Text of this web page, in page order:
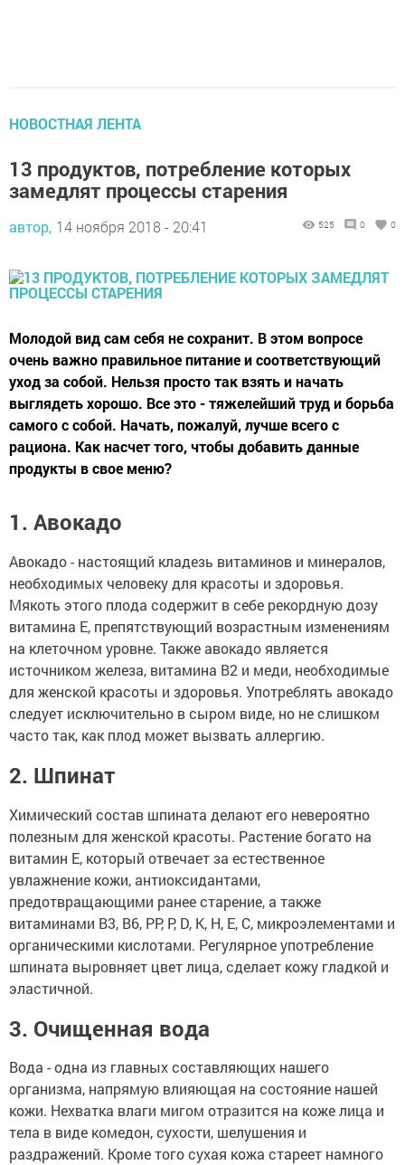
НОВОСТНАЯ ЛЕНТА
13 продуктов, потребление которых
замедлят процессы старения
автор, 14 ноября 2018 - 20:41 525 0 0
Молодой вид сам себя не сохранит. В этом вопросе
очень важно правильное питание и соответствующий
уход за собой. Нельзя просто так взять и начать
выглядеть хорошо. Все это - тяжелейший труд и борьба
самого с собой. Начать, пожалуй, лучше всего с
рациона. Как насчет того, чтобы добавить данные
продукты в свое меню?
1. Авокадо
Авокадо - настоящий кладезь витаминов и минералов,
необходимых человеку для красоты и здоровья.
Мякоть этого плода содержит в себе рекордную дозу
витамина Е, препятствующий возрастным изменениям
на клеточном уровне. Также авокадо является
источником железа, витамина В2 и меди, необходимые
для женской красоты и здоровья. Употреблять авокадо
следует исключительно в сыром виде, но не слишком
часто так, как плод может вызвать аллергию.
2. Шпинат
Химический состав шпината делают его невероятно
полезным для женской красоты. Растение богато на
витамин Е, который отвечает за естественное
увлажнение кожи, антиоксидантами,
предотвращающими ранее старение, а также
витаминами В3, В6, РР, Р, D, К, Н, Е, С, микроэлементами и
органическими кислотами. Регулярное употребление
шпината выровняет цвет лица, сделает кожу гладкой и
эластичной.
3. Очищенная вода
Вода - одна из главных составляющих нашего
организма, напрямую влияющая на состояние нашей
кожи. Нехватка влаги мигом отразится на коже лица и
тела в виде комедон, сухости, шелушения и
раздражений. Кроме того сухая кожа стареет намного